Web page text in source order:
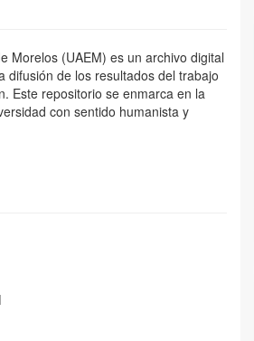
Morelos (UAEM) es un archivo digital
difusión de los resultados del trabajo
Este repositorio se enmarca en la
con sentido humanista y